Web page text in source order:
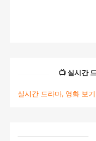
📺 실시간
실시간 드라마, 영화 보